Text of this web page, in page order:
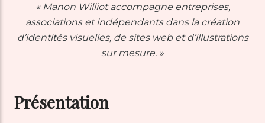
« Manon Williot accompagne entreprises,
associations et indépendants dans la création
d’identités visuelles, de sites web et d’illustrations
sur mesure. »
Présentation